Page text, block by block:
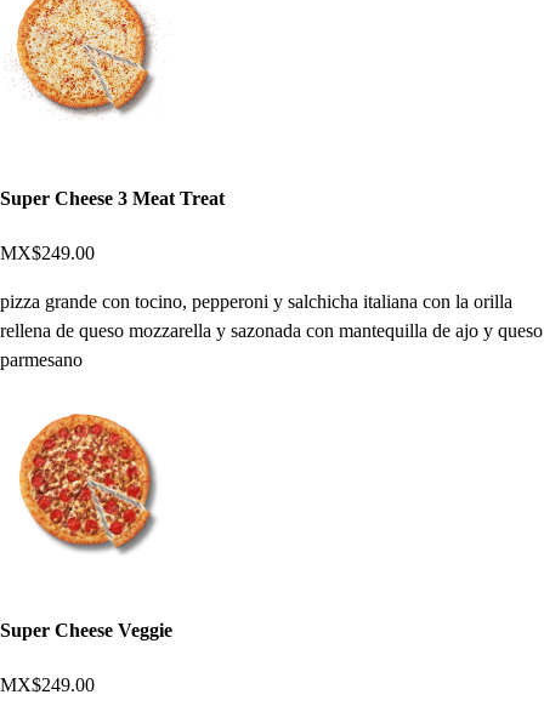
Super Cheese 3 Meat Treat
MX$249.00
pizza grande con tocino, pepperoni y salchicha italiana con la orilla
rellena de queso mozzarella y sazonada con mantequilla de ajo y queso
parmesano
Super Cheese Veggie
MX$249.00